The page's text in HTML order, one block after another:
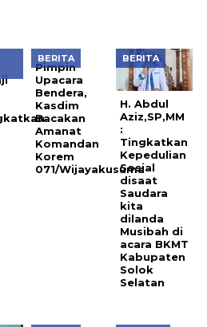
BERITA
Pimpin
Upacara
Bendera,
Kasdim
Bacakan
Amanat
Komandan
Korem
071/Wijayakusuma
BERITA
H. Abdul
Aziz,SP,MM
:
Tingkatkan
Kepedulian
Sosial
disaat
Saudara
kita
dilanda
Musibah di
acara BKMT
Kabupaten
Solok
Selatan